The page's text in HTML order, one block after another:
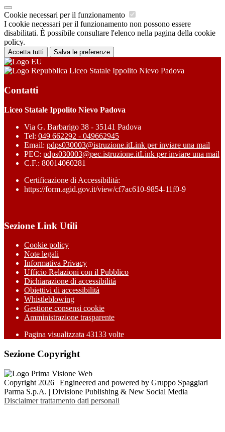
Cookie necessari per il funzionamento
I cookie necessari per il funzionamento non possono essere
disabilitati. È possibile consultare l'elenco nella pagina della cookie
policy.
Accetta tutti Salva le preferenze
Liceo Statale Ippolito Nievo Padova
Contatti
Liceo Statale Ippolito Nievo Padova
Via G. Barbarigo 38 - 35141 Padova
Tel: 049 662292 - 049662945
Email: pdps030003@istruzione.itLink per inviare una mail
PEC: pdps030003@pec.istruzione.itLink per inviare una mail
C.F.: 80014060281
Certificazione di Accessibilità:
https://form.agid.gov.it/view/cf7ac610-9854-11f0-9
Sezione Link Utili
Cookie policy
Note legali
Informativa Privacy
Ufficio Relazioni con il Pubblico
Dichiarazione di accessibilità
Obiettivi di accessibilità
Whistleblowing
Gestione consensi cookie
Amministrazione trasparente
Pagina visualizzata 43133 volte
Sezione Copyright
Copyright 2026 | Engineered and powered by Gruppo Spaggiari
Parma S.p.A. | Divisione Publishing & New Social Media
Disclaimer trattamento dati personali